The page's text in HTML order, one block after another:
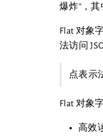
爆炸"，其
Flat 对象
法访问
点表示
Flat 对象
高效